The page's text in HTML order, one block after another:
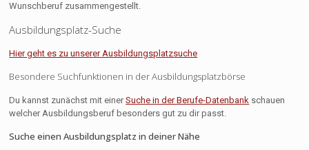
Wunschberuf zusammengestellt.
Ausbildungsplatz-Suche
Hier geht es zu unserer Ausbildungsplatzsuche
Besondere Suchfunktionen in der Ausbildungsplatzbörse
Du kannst zunächst mit einerSuche in der Berufe-Datenbank schauen
welcher Ausbildungsberuf besonders gut zu dir passt.
Suche einen Ausbildungsplatz in deiner Nähe